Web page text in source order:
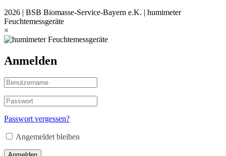
2026 | BSB Biomasse-Service-Bayern e.K. | humimeter
Feuchtemessgeräte
×
Anmelden
Passwort vergessen?
Angemeldet bleiben